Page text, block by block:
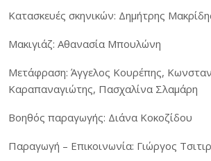
Κατασκευές σκηνικών: Δημήτρης
Μακιγιάζ: Αθανασία Μπουλώνη
Μετάφραση: Άγγελος Κουρέπης,
Καραπαναγιώτης, Πασχαλίνα Σλαμάρη
Βοηθός παραγωγής: Διάνα Κοκοζίδου
Παραγωγή – Επικοινωνία: Γιώργος